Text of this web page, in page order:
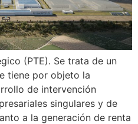
(PTE). Se trata de un
tiene por objeto la
de intervención
singulares y de
a la generación de renta